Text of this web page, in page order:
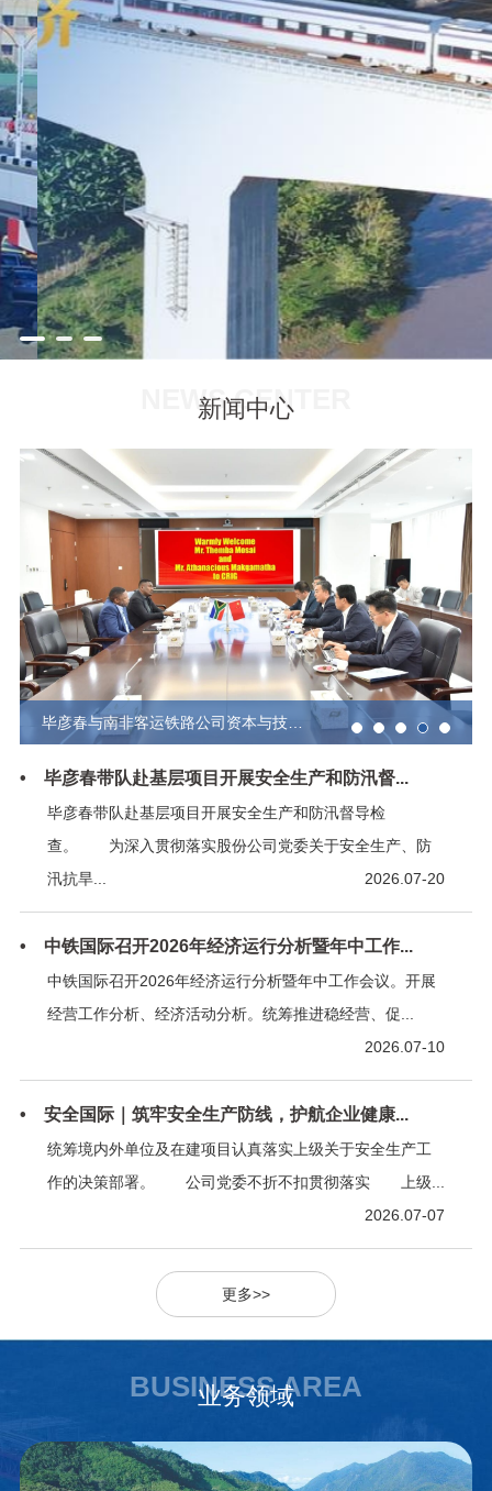
NEWS CENTER
新闻中心
• 毕彦春带队赴基层项目开展安全生产和防汛督...
毕彦春带队赴基层项目开展安全生产和防汛督导检
查。 为深入贯彻落实股份公司党委关于安全生产、防
汛抗旱...
2026.07-20
• 中铁国际召开2026年经济运行分析暨年中工作...
中铁国际召开2026年经济运行分析暨年中工作会议。开展
经营工作分析、经济活动分析。统筹推进稳经营、促...
2026.07-10
• 安全国际｜筑牢安全生产防线，护航企业健康...
统筹境内外单位及在建项目认真落实上级关于安全生产工
作的决策部署。 公司党委不折不扣贯彻落实 上级...
2026.07-07
更多>>
BUSINESS AREA
业务领域